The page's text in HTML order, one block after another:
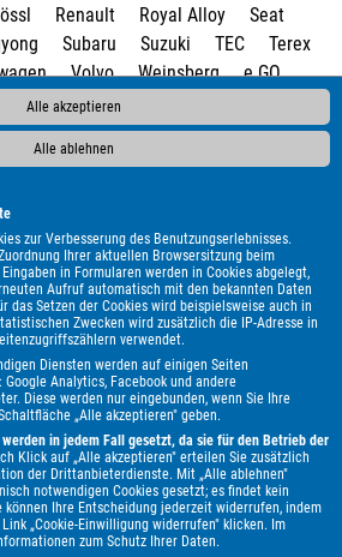
Alle akzeptieren
Alle ablehnen
zur Verbesserung des Benutzungserlebnisses.
Ihrer aktuellen Browsersitzung beim
in Formularen werden in Cookies abgelegt,
Aufruf automatisch mit den bekannten Daten
das Setzen der Cookies wird beispielsweise auch in
Zwecken wird zusätzlich die IP-Adresse in
verwendet.
Diensten werden auf einigen Seiten
Analytics, Facebook und andere
Diese werden nur eingebunden, wenn Sie Ihre
„Alle akzeptieren" geben.
in jedem Fall gesetzt, da sie für den Betrieb der
Klick auf „Alle akzeptieren" erteilen Sie zusätzlich
der Drittanbieterdienste. Mit „Alle ablehnen"
notwendigen Cookies gesetzt; es findet kein
Ihre Entscheidung jederzeit widerrufen, indem
„Cookie-Einwilligung widerrufen" klicken. Im
zum Schutz Ihrer Daten.
Renault Royal Alloy
Seat
Subaru Suzuki TEC
Terex
Volvo Weinsberg e.GO